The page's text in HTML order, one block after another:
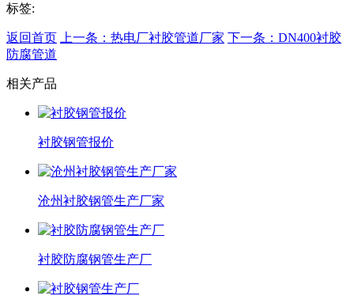
标签:
返回首页 上一条：热电厂衬胶管道厂家 下一条：DN400衬胶
防腐管道
相关产品
衬胶钢管报价
沧州衬胶钢管生产厂家
衬胶防腐钢管生产厂